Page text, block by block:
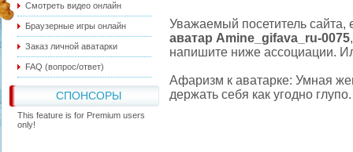
Смотреть видео онлайн
Браузерные игры онлайн
Заказ личной аватарки
FAQ (вопрос/ответ)
СПОНСОРЫ
This feature is for Premium users
only!
Уважаемый посетитель сайта,
аватар Amine_gifava_ru-0075
напишите ниже ассоциации.
Афаризм к аватарке: Умная
держать себя как угодно